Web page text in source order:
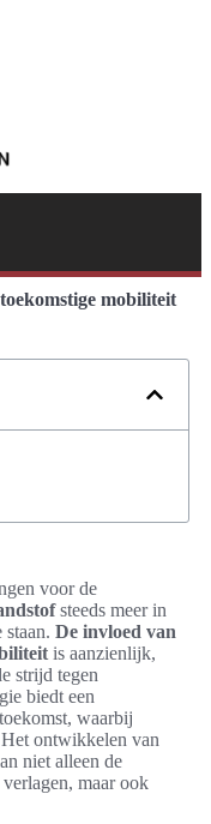
mobiliteit
voor de
steeds meer in
De invloed van
is aanzienlijk,
strijd tegen
biedt een
waarbij
ontwikkelen van
niet alleen de
maar ook